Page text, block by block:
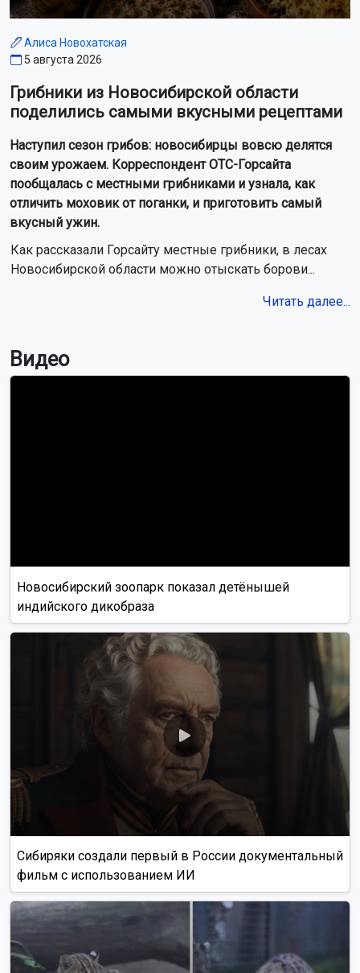
Алиса Новохатская
5 августа 2026
Грибники из Новосибирской области
поделились самыми вкусными рецептами
Наступил сезон грибов: новосибирцы вовсю делятся
своим урожаем. Корреспондент ОТС-Горсайта
пообщалась с местными грибниками и узнала, как
отличить моховик от поганки, и приготовить самый
вкусный ужин.
Как рассказали Горсайту местные грибники, в лесах
Новосибирской области можно отыскать борови...
Читать далее...
Видео
Новосибирский зоопарк показал детёнышей
индийского дикобраза
Сибиряки создали первый в России документальный
фильм с использованием ИИ